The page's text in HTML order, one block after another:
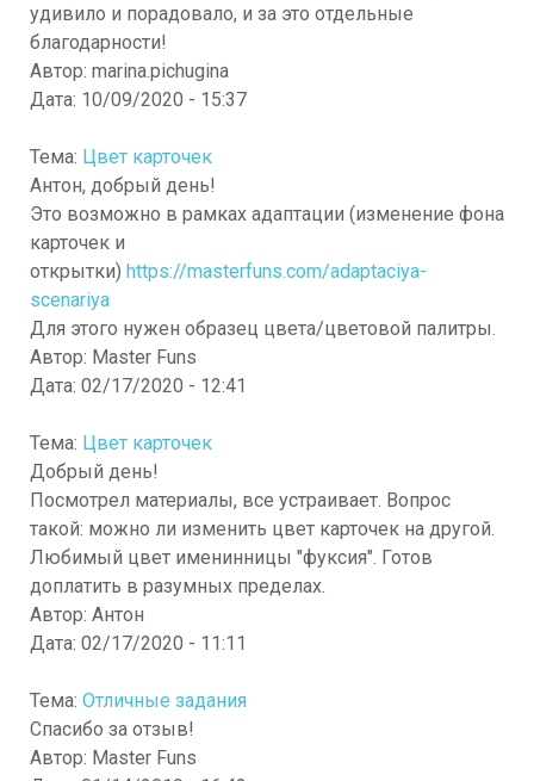
удивило и порадовало, и за это отдельные
благодарности!
Автор: marina.pichugina
Дата: 10/09/2020 - 15:37
Тема: Цвет карточек
Антон, добрый день!
Это возможно в рамках адаптации (изменение фона
карточек и
открытки) https://masterfuns.com/adaptaciya-
scenariya
Для этого нужен образец цвета/цветовой палитры.
Автор: Master Funs
Дата: 02/17/2020 - 12:41
Тема: Цвет карточек
Добрый день!
Посмотрел материалы, все устраивает. Вопрос
такой: можно ли изменить цвет карточек на другой.
Любимый цвет именинницы "фуксия". Готов
доплатить в разумных пределах.
Автор: Антон
Дата: 02/17/2020 - 11:11
Тема: Отличные задания
Спасибо за отзыв!
Автор: Master Funs